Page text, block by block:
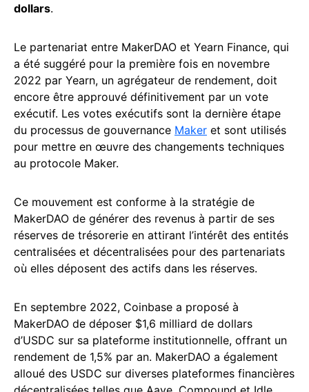
dollars.
Le partenariat entre MakerDAO et Yearn Finance, qui
a été suggéré pour la première fois en novembre
2022 par Yearn, un agrégateur de rendement, doit
encore être approuvé définitivement par un vote
exécutif. Les votes exécutifs sont la dernière étape
du processus de gouvernance Maker et sont utilisés
pour mettre en œuvre des changements techniques
au protocole Maker.
Ce mouvement est conforme à la stratégie de
MakerDAO de générer des revenus à partir de ses
réserves de trésorerie en attirant l’intérêt des entités
centralisées et décentralisées pour des partenariats
où elles déposent des actifs dans les réserves.
En septembre 2022, Coinbase a proposé à
MakerDAO de déposer $1,6 milliard de dollars
d’USDC sur sa plateforme institutionnelle, offrant un
rendement de 1,5% par an. MakerDAO a également
alloué des USDC sur diverses plateformes financières